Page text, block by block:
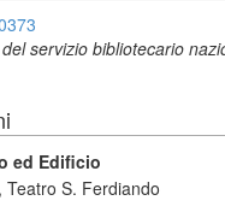
servizio bibliotecario
ed Edificio
Teatro S. Ferdiando